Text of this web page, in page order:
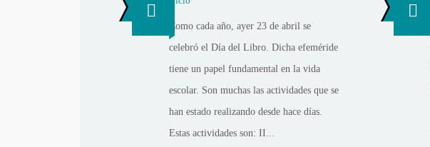
Como cada año, ayer 23 de abril se
celebró el Día del Libro. Dicha efeméride
tiene un papel fundamental en la vida
escolar. Son muchas las actividades que se
han estado realizando desde hace días.
Estas actividades son: II...